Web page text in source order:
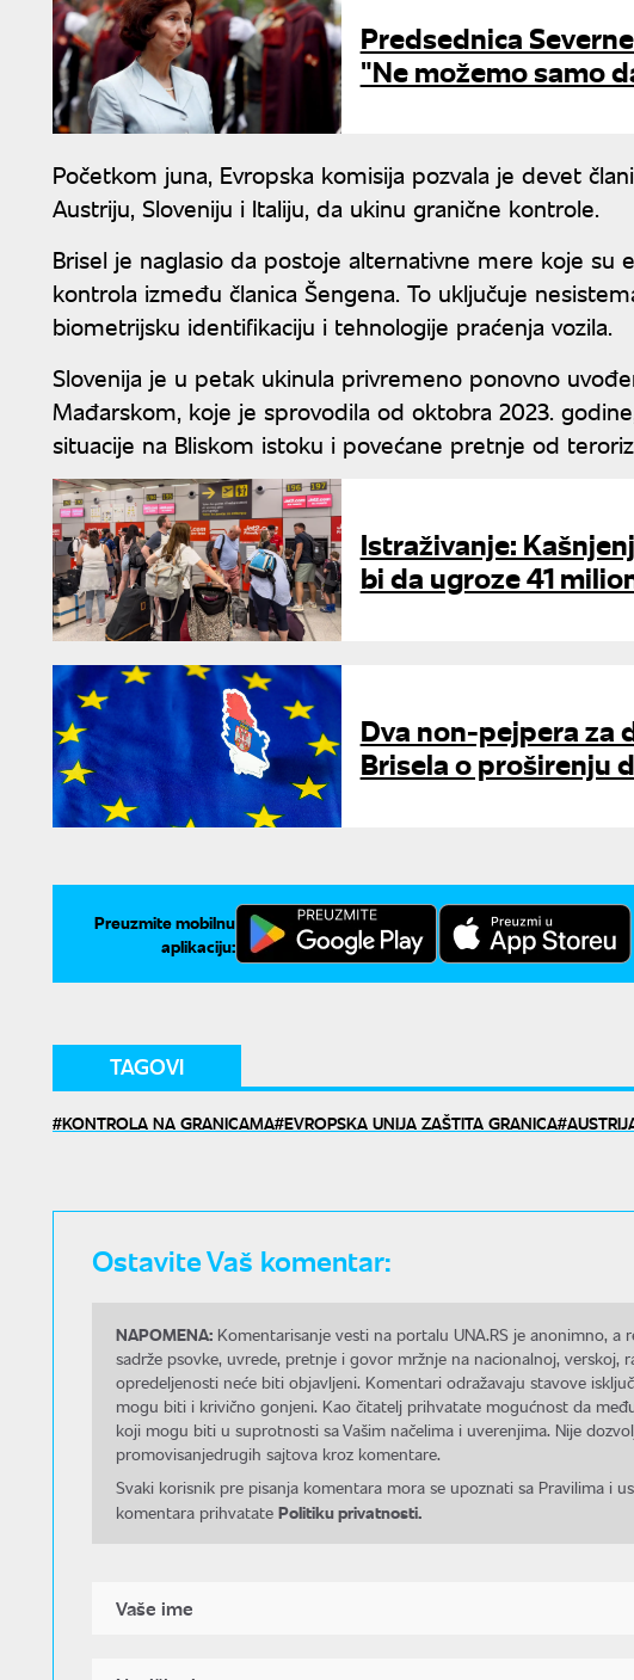
Predsednica
"Ne možemo samo
Početkom juna, Evropska komisija pozvala je devet
Austriju, Sloveniju i Italiju, da ukinu granične kontrole.
Brisel je naglasio da postoje alternativne mere koje su
kontrola između članica Šengena. To uključuje
biometrijsku identifikaciju i tehnologije praćenja vozila.
Slovenija je u petak ukinula privremeno ponovno
Mađarskom, koje je sprovodila od oktobra 2023.
situacije na Bliskom istoku i povećane pretnje od
Istraživanje:
bi da ugroze 41
Dva non-pejpera za
Brisela o proširenju
Preuzmite mobilnu
aplikaciju:
TAGOVI
KONTROLA NA GRANICAMA EVROPSKA UNIJA ZAŠTITA GRANICA
Ostavite Vaš komentar:
NAPOMENA: Komentarisanje vesti na portalu UNA.RS je anonimno,
sadrže psovke, uvrede, pretnje i govor mržnje na nacionalnoj, verskoj,
opredeljenosti neće biti objavljeni. Komentari odražavaju stavove
mogu biti i krivično gonjeni. Kao čitatelj prihvatate mogućnost da
koji mogu biti u suprotnosti sa Vašim načelima i uverenjima. Nije
promovisanjedrugih sajtova kroz komentare.
Svaki korisnik pre pisanja komentara mora se upoznati sa Pravilima i
komentara prihvatate Politiku privatnosti.